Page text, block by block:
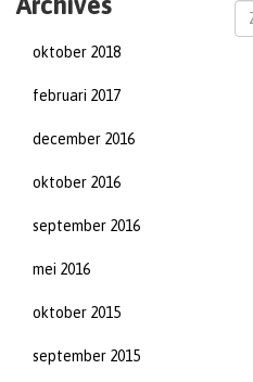
oktober 2018
februari 2017
december 2016
oktober 2016
september 2016
mei 2016
oktober 2015
september 2015